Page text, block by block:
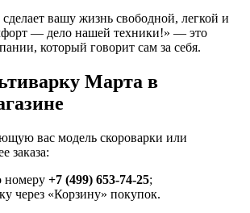
вашу жизнь свободной, легкой и
— дело нашей техники!» — это
который говорит сам за себя.
Марта в
вас модель скороварки или
заказа:
номеру +7 (499) 653-74-25;
через «Корзину» покупок.